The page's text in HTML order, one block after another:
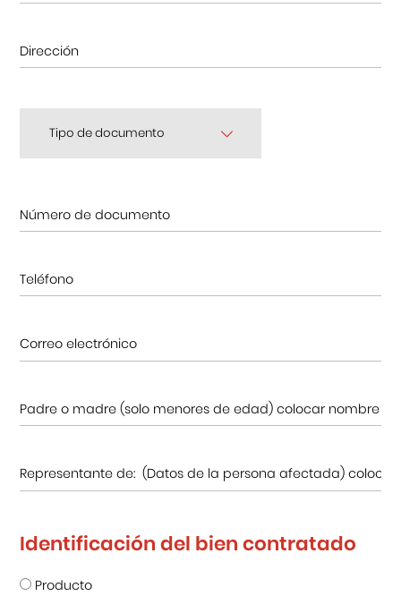
Centro Cultural Peruano Japonés
Cursos
Museo de la Inmigración Japonesa
Teatro Peruano Japonés
Tipo de documento
Identificación del bien contratado
Producto